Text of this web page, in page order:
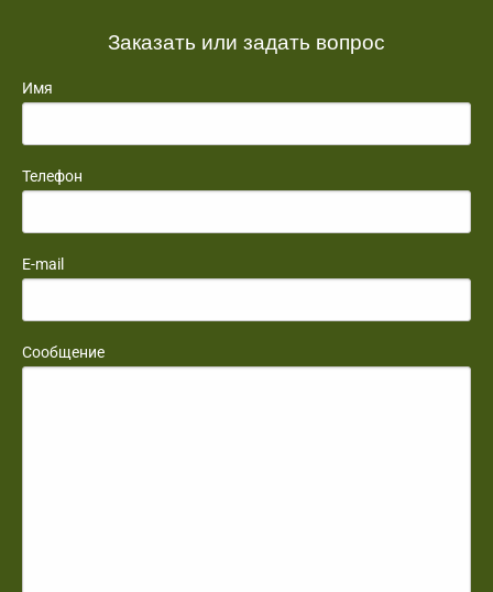
Заказать или задать вопрос
Имя
Телефон
E-mail
Сообщение